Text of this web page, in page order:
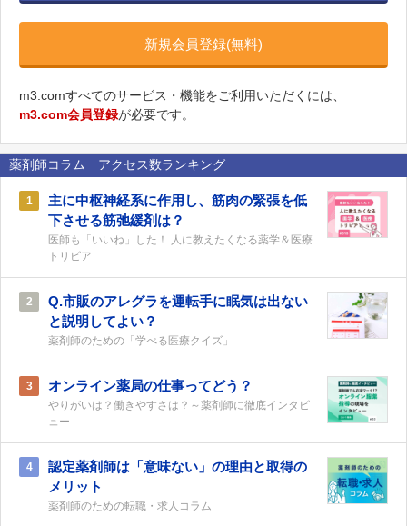
新規会員登録(無料)
m3.comすべてのサービス・機能をご利用いただくには、
m3.com会員登録が必要です。
薬剤師コラム アクセス数ランキング
1
主に中枢神経系に作用し、筋肉の緊張を低
下させる筋弛緩剤は？
医師も「いいね」した！ 人に教えたくなる薬学＆医療
トリビア
2
Q.市販のアレグラを運転手に眠気は出ない
と説明してよい？
薬剤師のための「学べる医療クイズ」
3 オンライン薬局の仕事ってどう？
やりがいは？働きやすさは？～薬剤師に徹底インタビ
ュー
4
認定薬剤師は「意味ない」の理由と取得の
メリット
薬剤師のための転職・求人コラム